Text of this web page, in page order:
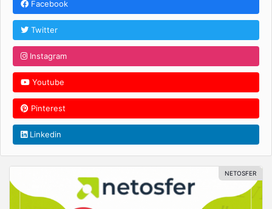
Facebook
Twitter
Instagram
Youtube
Pinterest
Linkedin